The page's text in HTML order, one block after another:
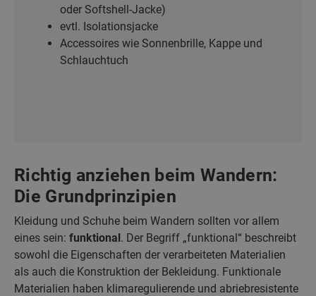
oder Softshell-Jacke)
evtl. Isolationsjacke
Accessoires wie Sonnenbrille, Kappe und
Schlauchtuch
Richtig anziehen beim Wandern:
Die Grundprinzipien
Kleidung und Schuhe beim Wandern sollten vor allem
eines sein: funktional. Der Begriff „funktional“ beschreibt
sowohl die Eigenschaften der verarbeiteten Materialien
als auch die Konstruktion der Bekleidung. Funktionale
Materialien haben klimaregulierende und abriebresistente